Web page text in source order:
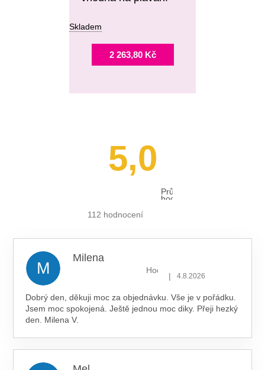
Skladem
2 263,80 Kč
5,0
Průměrné
hodnocení
112 hodnocení
M
Milena
Hodnocení obchodu je 5 z 5
| 4.8.2026
Dobrý den, děkuji moc za objednávku. Vše je v pořádku.
Jsem moc spokojená. Ještě jednou moc diky. Přeji hezký
den. Milena V.